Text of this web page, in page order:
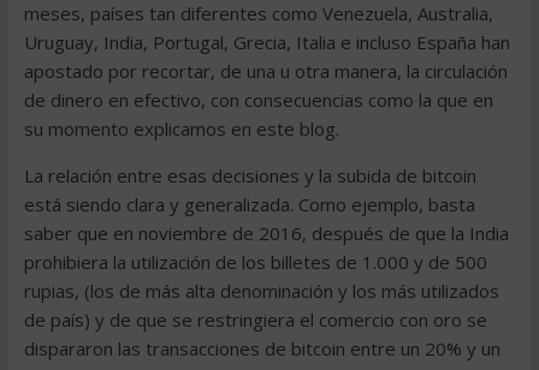
meses, países tan diferentes como Venezuela, Australia,
Uruguay, India, Portugal, Grecia, Italia e incluso España han
apostado por recortar, de una u otra manera, la circulación
de dinero en efectivo, con consecuencias como la que en
su momento explicamos en este blog.
La relación entre esas decisiones y la subida de bitcoin
está siendo clara y generalizada. Como ejemplo, basta
saber que en noviembre de 2016, después de que la India
prohibiera la utilización de los billetes de 1.000 y de 500
rupias, (los de más alta denominación y los más utilizados
de país) y de que se restringiera el comercio con oro se
dispararon las transacciones de bitcoin entre un 20% y un